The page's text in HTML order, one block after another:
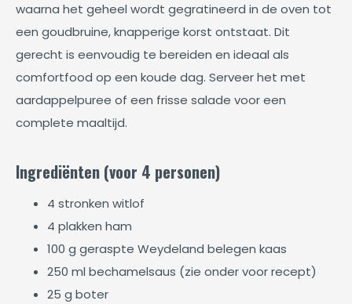
waarna het geheel wordt gegratineerd in de oven tot
een goudbruine, knapperige korst ontstaat. Dit
gerecht is eenvoudig te bereiden en ideaal als
comfortfood op een koude dag. Serveer het met
aardappelpuree of een frisse salade voor een
complete maaltijd.
Ingrediënten (voor 4 personen)
4 stronken witlof
4 plakken ham
100 g geraspte Weydeland belegen kaas
250 ml bechamelsaus (zie onder voor recept)
25 g boter